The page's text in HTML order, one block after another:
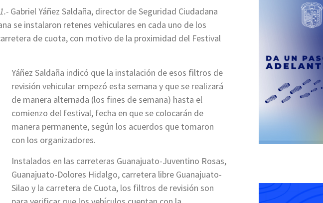
Gabriel Yáñez Saldaña, director de Seguridad Ciudadana
se instalaron retenes vehiculares en cada uno de los
de cuota, con motivo de la proximidad del Festival
Yáñez Saldaña indicó que la instalación de esos filtros de
revisión vehicular empezó esta semana y que se realizará
de manera alternada (los fines de semana) hasta el
comienzo del festival, fecha en que se colocarán de
manera permanente, según los acuerdos que tomaron
con los organizadores.
Instalados en las carreteras Guanajuato-Juventino Rosas,
Guanajuato-Dolores Hidalgo, carretera libre Guanajuato-
Silao y la carretera de Cuota, los filtros de revisión son